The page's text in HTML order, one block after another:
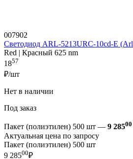
007902
Светодиод ARL-5213URC-10cd-E
Red | Красный 625 nm
1857
₽/шт
Нет в наличии
Под заказ
Пакет (полиэтилен) 500 шт — 9 28500
Актуальная цена по запросу
Пакет (полиэтилен) 500 шт
9 28500₽